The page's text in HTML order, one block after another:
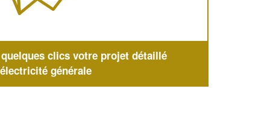
clics votre projet détaillé
générale